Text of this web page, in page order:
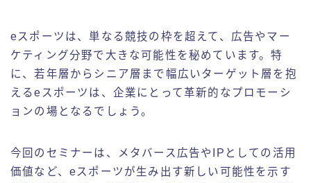
eスポーツは、単なる競技の枠を超えて、広告やマー
ケティング分野で大きな可能性を秘めています。特
に、若年層からシニア層まで幅広いターゲット層を抱
えるeスポーツは、企業にとって革新的なプロモーシ
ョンの場となるでしょう。
今回のセミナーは、メタバース広告やIPとしての活用
価値など、eスポーツが生み出す新しい可能性を示す